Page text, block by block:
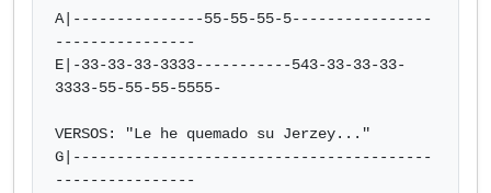
A|---------------55-55-55-5----------------
----------------
E|-33-33-33-3333-----------543-33-33-33-
3333-55-55-55-5555-
VERSOS: "Le he quemado su Jerzey..."
G|-----------------------------------------
----------------